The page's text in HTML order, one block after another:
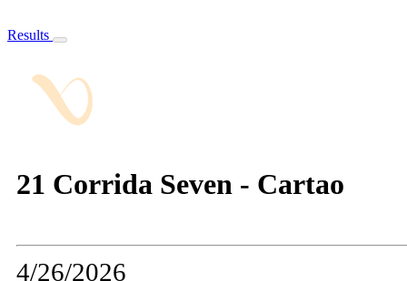
Results
21 Corrida Seven - Cartao
4/26/2026